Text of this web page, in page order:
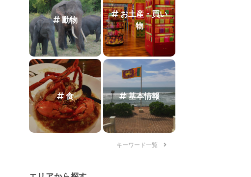
動物
お土産・買い
物
食 基本情報
キーワード一覧